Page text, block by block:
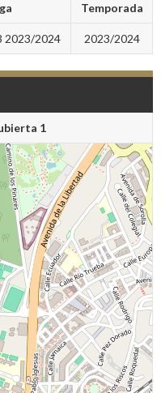
Temporada
2023/2024 2023/2024
1